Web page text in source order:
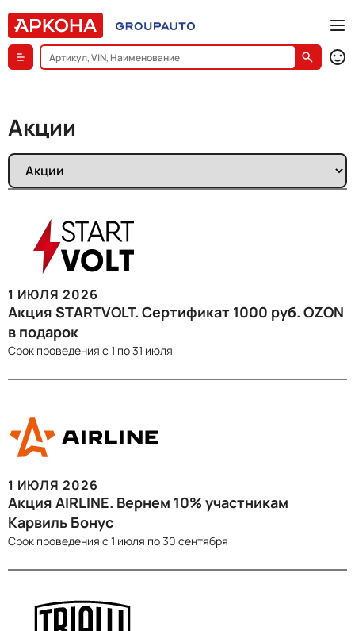
Акции
1 ИЮЛЯ 2026
Акция STARTVOLT. Сертификат 1000 руб. OZON
в подарок
Срок проведения с 1 по 31 июля
1 ИЮЛЯ 2026
Акция AIRLINE. Вернем 10% участникам
Карвиль Бонус
Срок проведения c 1 июля по 30 сентября